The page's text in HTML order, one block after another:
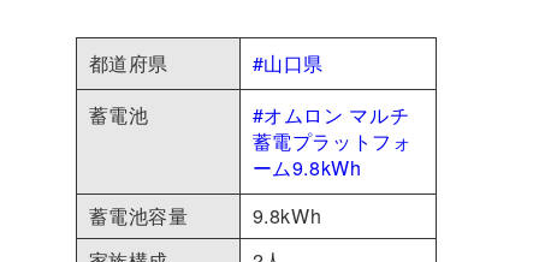
都道府県
#山口県
蓄電池
#オムロン マルチ
蓄電プラットフォ
ーム9.8kWh
蓄電池容量
9.8kWh